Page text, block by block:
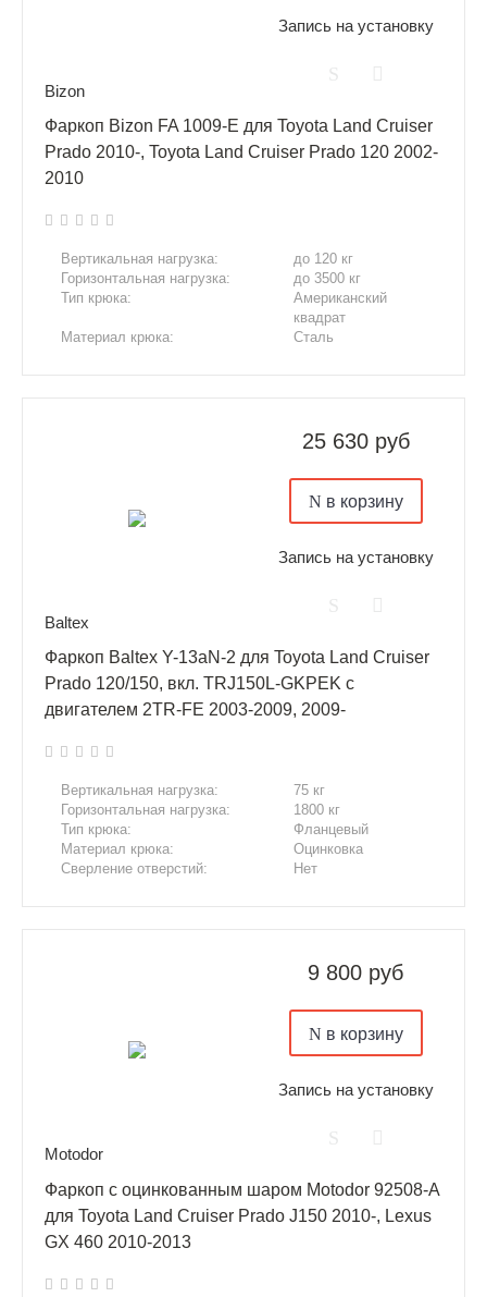
Bizon
Запись на установку
Фаркоп Bizon FA 1009-E для Toyota Land Cruiser
Prado 2010-, Toyota Land Cruiser Prado 120 2002-
2010
Вертикальная нагрузка:
до 120 кг
Горизонтальная нагрузка:
до 3500 кг
Тип крюка:
Американский
квадрат
Материал крюка:
Сталь
Baltex
25 630 руб
в корзину
Запись на установку
Фаркоп Baltex Y-13aN-2 для Toyota Land Cruiser
Prado 120/150, вкл. TRJ150L-GKPEK с
двигателем 2TR-FE 2003-2009, 2009-
Вертикальная нагрузка:
75 кг
Горизонтальная нагрузка:
1800 кг
Тип крюка:
Фланцевый
Материал крюка:
Оцинковка
Сверление отверстий:
Нет
Motodor
9 800 руб
в корзину
Запись на установку
Фаркоп с оцинкованным шаром Motodor 92508-A
для Toyota Land Cruiser Prado J150 2010-, Lexus
GX 460 2010-2013